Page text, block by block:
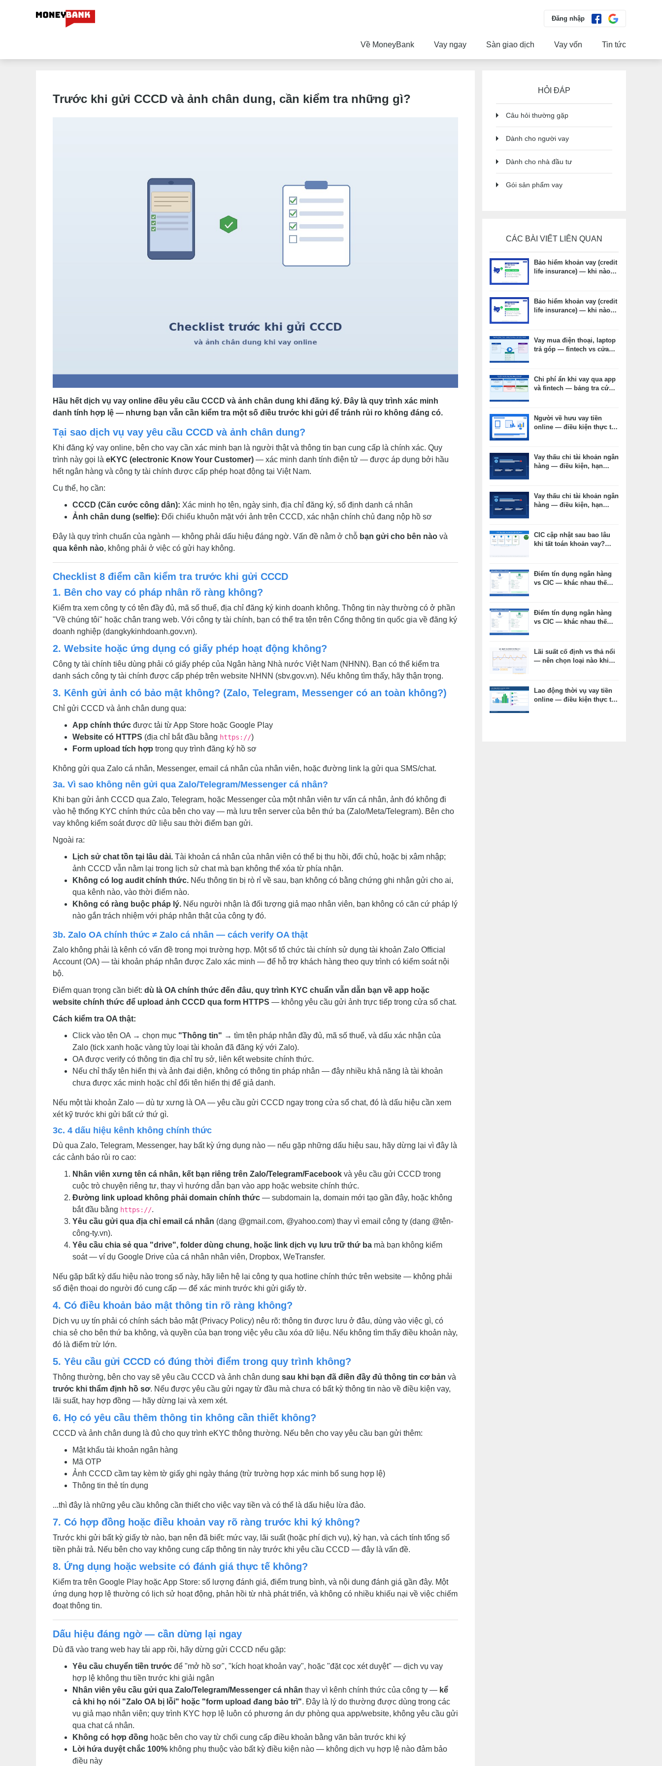
Đăng nhập
Về MoneyBank Vay ngay Sàn giao dịch Vay vốn Tin tức
Trước khi gửi CCCD và ảnh chân dung, cần kiểm tra những gì?
Hầu hết dịch vụ vay online đều yêu cầu CCCD và ảnh chân dung khi đăng ký. Đây là quy trình xác minh
danh tính hợp lệ — nhưng bạn vẫn cần kiểm tra một số điều trước khi gửi để tránh rủi ro không đáng có.
Tại sao dịch vụ vay yêu cầu CCCD và ảnh chân dung?
Khi đăng ký vay online, bên cho vay cần xác minh bạn là người thật và thông tin bạn cung cấp là chính xác. Quy
trình này gọi là eKYC (electronic Know Your Customer) — xác minh danh tính điện tử — được áp dụng bởi hầu
hết ngân hàng và công ty tài chính được cấp phép hoạt động tại Việt Nam.
Cụ thể, họ cần:
CCCD (Căn cước công dân): Xác minh họ tên, ngày sinh, địa chỉ đăng ký, số định danh cá nhân
Ảnh chân dung (selfie): Đối chiếu khuôn mặt với ảnh trên CCCD, xác nhận chính chủ đang nộp hồ sơ
Đây là quy trình chuẩn của ngành — không phải dấu hiệu đáng ngờ. Vấn đề nằm ở chỗ bạn gửi cho bên nào và
qua kênh nào, không phải ở việc có gửi hay không.
Checklist 8 điểm cần kiểm tra trước khi gửi CCCD
1. Bên cho vay có pháp nhân rõ ràng không?
Kiểm tra xem công ty có tên đầy đủ, mã số thuế, địa chỉ đăng ký kinh doanh không. Thông tin này thường có ở phần
"Về chúng tôi" hoặc chân trang web. Với công ty tài chính, bạn có thể tra tên trên Cổng thông tin quốc gia về đăng ký
doanh nghiệp (dangkykinhdoanh.gov.vn).
2. Website hoặc ứng dụng có giấy phép hoạt động không?
Công ty tài chính tiêu dùng phải có giấy phép của Ngân hàng Nhà nước Việt Nam (NHNN). Bạn có thể kiểm tra
danh sách công ty tài chính được cấp phép trên website NHNN (sbv.gov.vn). Nếu không tìm thấy, hãy thận trọng.
3. Kênh gửi ảnh có bảo mật không? (Zalo, Telegram, Messenger có an toàn không?)
Chỉ gửi CCCD và ảnh chân dung qua:
App chính thức được tải từ App Store hoặc Google Play
Website có HTTPS (địa chỉ bắt đầu bằng https://)
Form upload tích hợp trong quy trình đăng ký hồ sơ
Không gửi qua Zalo cá nhân, Messenger, email cá nhân của nhân viên, hoặc đường link lạ gửi qua SMS/chat.
3a. Vì sao không nên gửi qua Zalo/Telegram/Messenger cá nhân?
Khi bạn gửi ảnh CCCD qua Zalo, Telegram, hoặc Messenger của một nhân viên tư vấn cá nhân, ảnh đó không đi
vào hệ thống KYC chính thức của bên cho vay — mà lưu trên server của bên thứ ba (Zalo/Meta/Telegram). Bên cho
vay không kiểm soát được dữ liệu sau thời điểm bạn gửi.
Ngoài ra:
Lịch sử chat tồn tại lâu dài. Tài khoản cá nhân của nhân viên có thể bị thu hồi, đổi chủ, hoặc bị xâm nhập;
ảnh CCCD vẫn nằm lại trong lịch sử chat mà bạn không thể xóa từ phía nhận.
Không có log audit chính thức. Nếu thông tin bị rò rỉ về sau, bạn không có bằng chứng ghi nhận gửi cho ai,
qua kênh nào, vào thời điểm nào.
Không có ràng buộc pháp lý. Nếu người nhận là đối tượng giả mạo nhân viên, bạn không có căn cứ pháp lý
nào gắn trách nhiệm với pháp nhân thật của công ty đó.
3b. Zalo OA chính thức ≠ Zalo cá nhân — cách verify OA thật
Zalo không phải là kênh có vấn đề trong mọi trường hợp. Một số tổ chức tài chính sử dụng tài khoản Zalo Official
Account (OA) — tài khoản pháp nhân được Zalo xác minh — để hỗ trợ khách hàng theo quy trình có kiểm soát nội
bộ.
Điểm quan trọng cần biết: dù là OA chính thức đến đâu, quy trình KYC chuẩn vẫn dẫn bạn về app hoặc
website chính thức để upload ảnh CCCD qua form HTTPS — không yêu cầu gửi ảnh trực tiếp trong cửa sổ chat.
Cách kiểm tra OA thật:
Click vào tên OA → chọn mục "Thông tin" → tìm tên pháp nhân đầy đủ, mã số thuế, và dấu xác nhận của
Zalo (tick xanh hoặc vàng tùy loại tài khoản đã đăng ký với Zalo).
OA được verify có thông tin địa chỉ trụ sở, liên kết website chính thức.
Nếu chỉ thấy tên hiển thị và ảnh đại diện, không có thông tin pháp nhân — đây nhiều khả năng là tài khoản
chưa được xác minh hoặc chỉ đổi tên hiển thị để giả danh.
Nếu một tài khoản Zalo — dù tự xưng là OA — yêu cầu gửi CCCD ngay trong cửa sổ chat, đó là dấu hiệu cần xem
xét kỹ trước khi gửi bất cứ thứ gì.
3c. 4 dấu hiệu kênh không chính thức
Dù qua Zalo, Telegram, Messenger, hay bất kỳ ứng dụng nào — nếu gặp những dấu hiệu sau, hãy dừng lại vì đây là
các cảnh báo rủi ro cao:
Nhân viên xưng tên cá nhân, kết bạn riêng trên Zalo/Telegram/Facebook và yêu cầu gửi CCCD trong
cuộc trò chuyện riêng tư, thay vì hướng dẫn bạn vào app hoặc website chính thức.
Đường link upload không phải domain chính thức — subdomain lạ, domain mới tạo gần đây, hoặc không
bắt đầu bằng https://.
Yêu cầu gửi qua địa chỉ email cá nhân (dạng @gmail.com, @yahoo.com) thay vì email công ty (dạng @tên-
công-ty.vn).
Yêu cầu chia sẻ qua "drive", folder dùng chung, hoặc link dịch vụ lưu trữ thứ ba mà bạn không kiểm
soát — ví dụ Google Drive của cá nhân nhân viên, Dropbox, WeTransfer.
Nếu gặp bất kỳ dấu hiệu nào trong số này, hãy liên hệ lại công ty qua hotline chính thức trên website — không phải
số điện thoại do người đó cung cấp — để xác minh trước khi gửi giấy tờ.
4. Có điều khoản bảo mật thông tin rõ ràng không?
Dịch vụ uy tín phải có chính sách bảo mật (Privacy Policy) nêu rõ: thông tin được lưu ở đâu, dùng vào việc gì, có
chia sẻ cho bên thứ ba không, và quyền của bạn trong việc yêu cầu xóa dữ liệu. Nếu không tìm thấy điều khoản này,
đó là điểm trừ lớn.
5. Yêu cầu gửi CCCD có đúng thời điểm trong quy trình không?
Thông thường, bên cho vay sẽ yêu cầu CCCD và ảnh chân dung sau khi bạn đã điền đầy đủ thông tin cơ bản và
trước khi thẩm định hồ sơ. Nếu được yêu cầu gửi ngay từ đầu mà chưa có bất kỳ thông tin nào về điều kiện vay,
lãi suất, hay hợp đồng — hãy dừng lại và xem xét.
6. Họ có yêu cầu thêm thông tin không cần thiết không?
CCCD và ảnh chân dung là đủ cho quy trình eKYC thông thường. Nếu bên cho vay yêu cầu bạn gửi thêm:
Mật khẩu tài khoản ngân hàng
Mã OTP
Ảnh CCCD cầm tay kèm tờ giấy ghi ngày tháng (trừ trường hợp xác minh bổ sung hợp lệ)
Thông tin thẻ tín dụng
...thì đây là những yêu cầu không cần thiết cho việc vay tiền và có thể là dấu hiệu lừa đảo.
7. Có hợp đồng hoặc điều khoản vay rõ ràng trước khi ký không?
Trước khi gửi bất kỳ giấy tờ nào, bạn nên đã biết: mức vay, lãi suất (hoặc phí dịch vụ), kỳ hạn, và cách tính tổng số
tiền phải trả. Nếu bên cho vay không cung cấp thông tin này trước khi yêu cầu CCCD — đây là vấn đề.
8. Ứng dụng hoặc website có đánh giá thực tế không?
Kiểm tra trên Google Play hoặc App Store: số lượng đánh giá, điểm trung bình, và nội dung đánh giá gần đây. Một
ứng dụng hợp lệ thường có lịch sử hoạt động, phản hồi từ nhà phát triển, và không có nhiều khiếu nại về việc chiếm
đoạt thông tin.
Dấu hiệu đáng ngờ — cần dừng lại ngay
Dù đã vào trang web hay tải app rồi, hãy dừng gửi CCCD nếu gặp:
Yêu cầu chuyển tiền trước để "mở hồ sơ", "kích hoạt khoản vay", hoặc "đặt cọc xét duyệt" — dịch vụ vay
hợp lệ không thu tiền trước khi giải ngân
Nhân viên yêu cầu gửi qua Zalo/Telegram/Messenger cá nhân thay vì kênh chính thức của công ty — kể
cả khi họ nói "Zalo OA bị lỗi" hoặc "form upload đang bảo trì". Đây là lý do thường được dùng trong các
vụ giả mạo nhân viên; quy trình KYC hợp lệ luôn có phương án dự phòng qua app/website, không yêu cầu gửi
qua chat cá nhân.
Không có hợp đồng hoặc bên cho vay từ chối cung cấp điều khoản bằng văn bản trước khi ký
Lời hứa duyệt chắc 100% không phụ thuộc vào bất kỳ điều kiện nào — không dịch vụ hợp lệ nào đảm bảo
điều này
HỎI ĐÁP
Câu hỏi thường gặp
Dành cho người vay
Dành cho nhà đầu tư
Gói sản phẩm vay
CÁC BÀI VIẾT LIÊN QUAN
Bảo hiểm khoản vay (credit
life insurance) — khi nào
Bảo hiểm khoản vay (credit
life insurance) — khi nào
Vay mua điện thoại, laptop
trả góp — fintech vs cửa
Chi phí ẩn khi vay qua app
và fintech — bảng tra cứu
Người về hưu vay tiền
online — điều kiện thực tế,
Vay thấu chi tài khoản ngân
hàng — điều kiện, hạn
Vay thấu chi tài khoản ngân
hàng — điều kiện, hạn
CIC cập nhật sau bao lâu
khi tất toán khoản vay?
Điểm tín dụng ngân hàng
vs CIC — khác nhau thế
Điểm tín dụng ngân hàng
vs CIC — khác nhau thế
Lãi suất cố định vs thả nổi
— nên chọn loại nào khi
Lao động thời vụ vay tiền
online — điều kiện thực tế,